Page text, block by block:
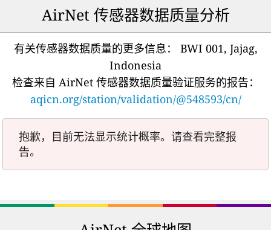
AirNet 传感器数据质量分析
有关传感器数据质量的更多信息：
BWI 001, Jajag,
Indonesia
检查来自 AirNet 传感器数据质量验证服务的报告：
aqicn.org/station/validation/@548593/cn/
抱歉，目前无法显示统计概率。请查看完整报
告。